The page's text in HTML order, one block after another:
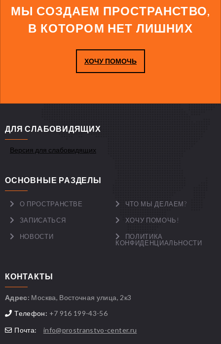
МЫ СОЗДАЕМ ПРОСТРАНСТВО,
В КОТОРОМ НЕТ ЛИШНИХ
ХОЧУ ПОМОЧЬ
ДЛЯ СЛАБОВИДЯЩИХ
Версия для слабовидящих
ОСНОВНЫЕ РАЗДЕЛЫ
О ПРОСТРАНСТВЕ ЧТО МЫ ДЕЛАЕМ?
ЗАПИСАТЬСЯ ХОЧУ ПОМОЧЬ!
НОВОСТИ
ПОЛИТИКА
КОНФИДЕНЦИАЛЬНОСТИ
КОНТАКТЫ
Адрес: Москва, Восточная улица, 2к3
Телефон: +7 916 199-43-56
Почта:
info@prostranstvo-center.ru